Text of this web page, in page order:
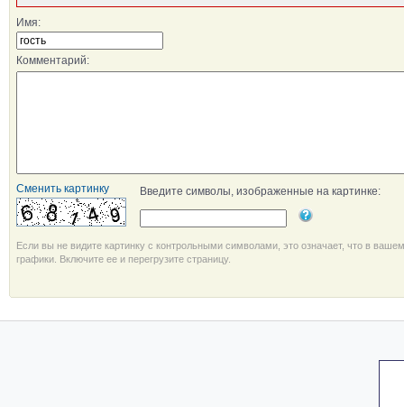
Имя:
Комментарий:
Сменить картинку Введите символы, изображенные на картинке:
Если вы не видите картинку с контрольными символами, это означает, что в
графики. Включите ее и перегрузите страницу.